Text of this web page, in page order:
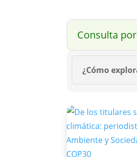
Consulta
¿Cómo